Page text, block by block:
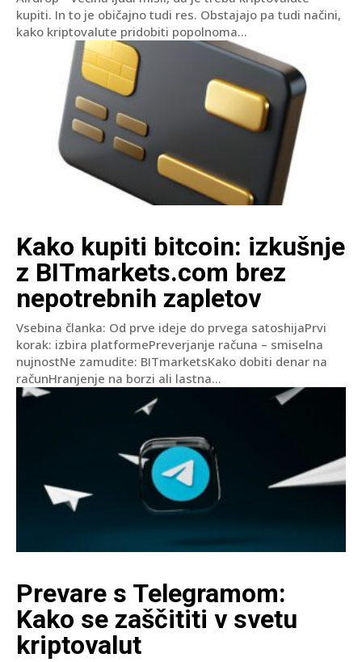
kupiti. In to je običajno tudi res. Obstajajo pa tudi načini,
kako kriptovalute pridobiti popolnoma...
Kako kupiti bitcoin: izkušnje
z BITmarkets.com brez
nepotrebnih zapletov
Vsebina članka: Od prve ideje do prvega satoshijaPrvi
korak: izbira platformePreverjanje računa – smiselna
nujnostNe zamudite: BITmarketsKako dobiti denar na
računHranjenje na borzi ali lastna...
Prevare s Telegramom:
Kako se zaščititi v svetu
kriptovalut